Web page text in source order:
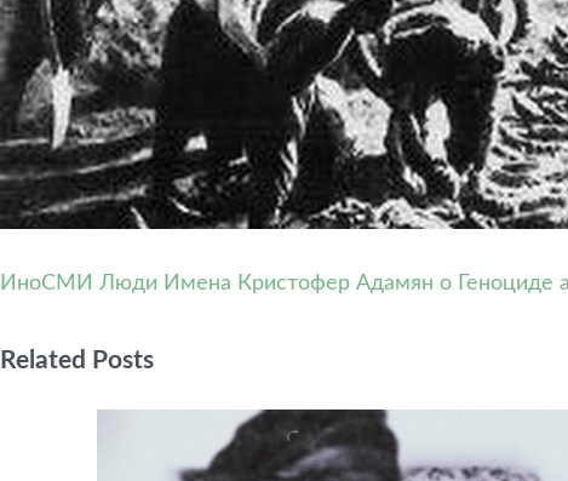
ИноСМИ Люди Имена Кристофер Адамян о Геноциде
Related Posts